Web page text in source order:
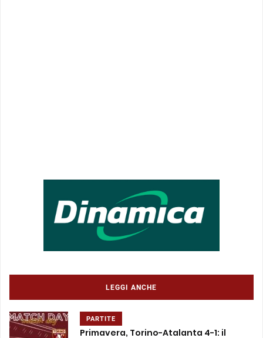
LEGGI ANCHE
PARTITE
Primavera, Torino-Atalanta 4-1: il